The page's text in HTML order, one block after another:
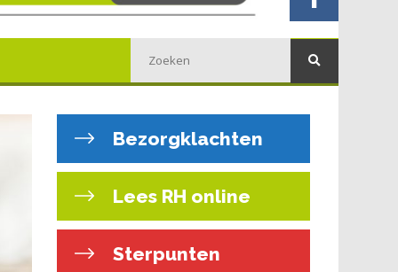
Bezorgklachten
Lees RH online
Sterpunten